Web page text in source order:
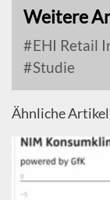
Weitere
EHI Retail
Studie
Ähnliche Artikel